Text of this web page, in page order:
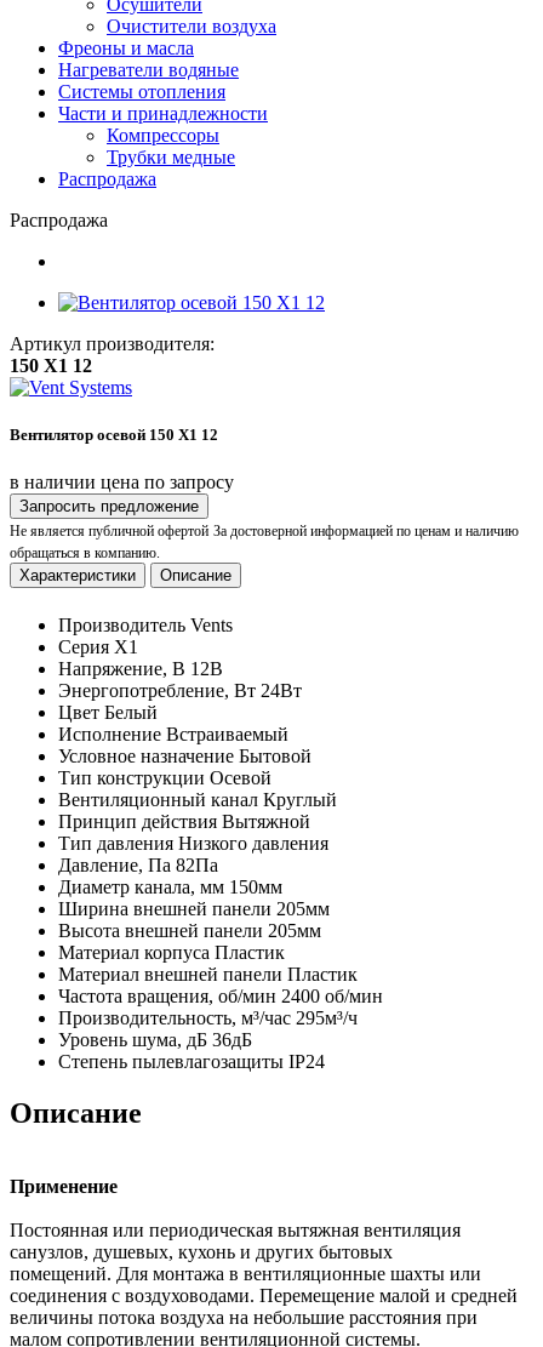
Очистители воздуха
Фреоны и масла
Нагреватели водяные
Системы отопления
Части и принадлежности
Компрессоры
Трубки медные
Раcпродажа
Распродажа
Артикул производителя:
150 Х1 12
Вентилятор осевой 150 Х1 12
в наличии цена по запросу
Запросить предложение
Не является публичной офертой За достоверной информацией по ценам и наличию
обращаться в компанию.
Характеристики Описание
Производитель Vents
Серия Х1
Напряжение, В 12В
Энергопотребление, Вт 24Вт
Цвет Белый
Исполнение Встраиваемый
Условное назначение Бытовой
Тип конструкции Осевой
Вентиляционный канал Круглый
Принцип действия Вытяжной
Тип давления Низкого давления
Давление, Па 82Па
Диаметр канала, мм 150мм
Ширина внешней панели 205мм
Высота внешней панели 205мм
Материал корпуса Пластик
Материал внешней панели Пластик
Частота вращения, об/мин 2400 об/мин
Производительность, м³/час 295м³/ч
Уровень шума, дБ 36дБ
Степень пылевлагозащиты IP24
Описание
Применение
Постоянная или периодическая вытяжная вентиляция
санузлов, душевых, кухонь и других бытовых
помещений. Для монтажа в вентиляционные шахты или
соединения с воздуховодами. Перемещение малой и средней
величины потока воздуха на небольшие расстояния при
малом сопротивлении вентиляционной системы.